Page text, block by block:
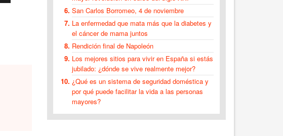
San Carlos Borromeo, 4 de noviembre
La enfermedad que mata más que la diabetes y
el cáncer de mama juntos
Rendición final de Napoleón
Los mejores sitios para vivir en España si estás
jubilado: ¿dónde se vive realmente mejor?
¿Qué es un sistema de seguridad doméstica y
por qué puede facilitar la vida a las personas
mayores?